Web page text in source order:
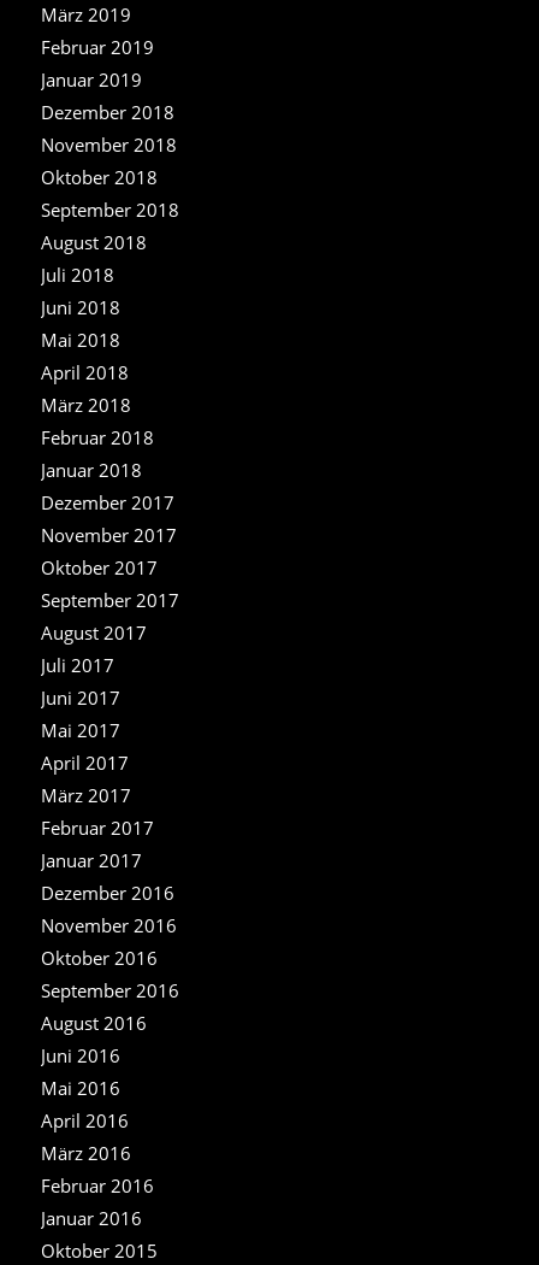
März 2019
Februar 2019
Januar 2019
Dezember 2018
November 2018
Oktober 2018
September 2018
August 2018
Juli 2018
Juni 2018
Mai 2018
April 2018
März 2018
Februar 2018
Januar 2018
Dezember 2017
November 2017
Oktober 2017
September 2017
August 2017
Juli 2017
Juni 2017
Mai 2017
April 2017
März 2017
Februar 2017
Januar 2017
Dezember 2016
November 2016
Oktober 2016
September 2016
August 2016
Juni 2016
Mai 2016
April 2016
März 2016
Februar 2016
Januar 2016
Oktober 2015